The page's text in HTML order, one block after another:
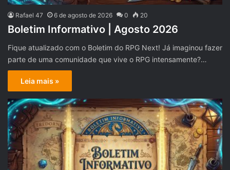
Rafael 47 6 de agosto de 2026 0 20
Boletim Informativo | Agosto 2026
Fique atualizado com o Boletim do RPG Next! Já imaginou fazer
parte de uma comunidade que vive o RPG intensamente?…
Leia mais »